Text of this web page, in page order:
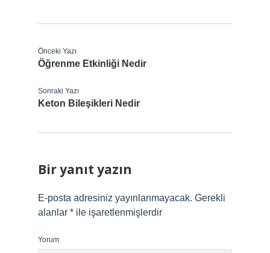
Önceki Yazı
Öğrenme Etkinliği Nedir
Sonraki Yazı
Keton Bileşikleri Nedir
Bir yanıt yazın
E-posta adresiniz yayınlanmayacak. Gerekli
alanlar * ile işaretlenmişlerdir
Yorum